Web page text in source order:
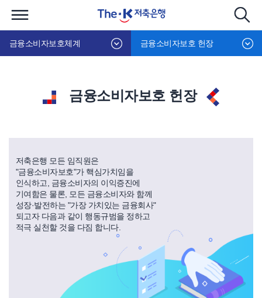
금융소비자보호체계 금융소비자보호 헌장
금융소비자보호 헌장
저축은행 모든 임직원은
"금융소비자보호"가 핵심가치임을
인식하고, 금융소비자의 이익증진에
기여함은 물론, 모든 금융소비자와 함께
성장·발전하는 "가장 가치있는 금융회사"
되고자 다음과 같이 행동규범을 정하고
적극 실천할 것을 다짐 합니다.